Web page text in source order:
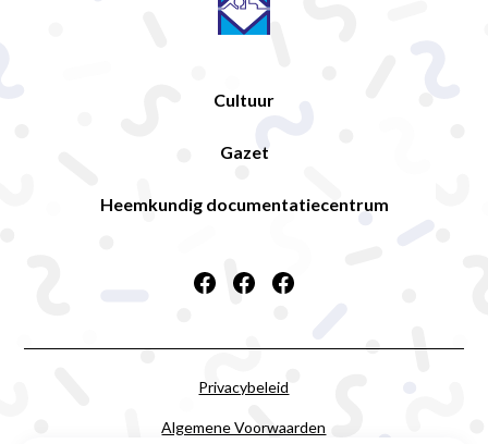
Cultuur
Gazet
Heemkundig documentatiecentrum
Privacybeleid
Algemene Voorwaarden